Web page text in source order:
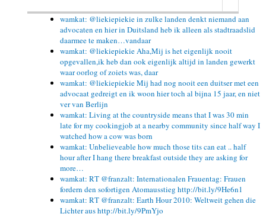
wamkat: @liekiepiekie in zulke landen denkt niemand aan
advocaten en hier in Duitsland heb ik alleen als stadtraadslid
daarmee te maken…vandaar
wamkat: @liekiepiekie Aha,Mij is het eigenlijk nooit
opgevallen,ik heb dan ook eigenlijk altijd in landen gewerkt
waar oorlog of zoiets was, daar
wamkat: @liekiepiekie Mij had nog nooit een duitser met een
advocaat gedreigt en ik woon hier toch al bijna 15 jaar, en niet
ver van Berlijn
wamkat: Living at the countryside means that I was 30 min
late for my cookingjob at a nearby community since half way I
watched how a cow was born
wamkat: Unbelieveable how much those tits can eat .. half
hour after I hang there breakfast outside they are asking for
more…
wamkat: RT @franzalt: Internationalen Frauentag: Frauen
fordern den sofortigen Atomausstieg http://bit.ly/9He6n1
wamkat: RT @franzalt: Earth Hour 2010: Weltweit gehen die
Lichter aus http://bit.ly/9PmYjo